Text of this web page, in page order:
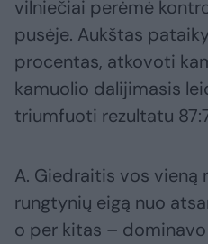
vilniečiai perėmė
pusėje. Aukštas
procentas, atkovoti
kamuolio dalijimasis
triumfuoti rezultatu
A. Giedraitis vos vieną
rungtynių eigą nuo
o per kitas –